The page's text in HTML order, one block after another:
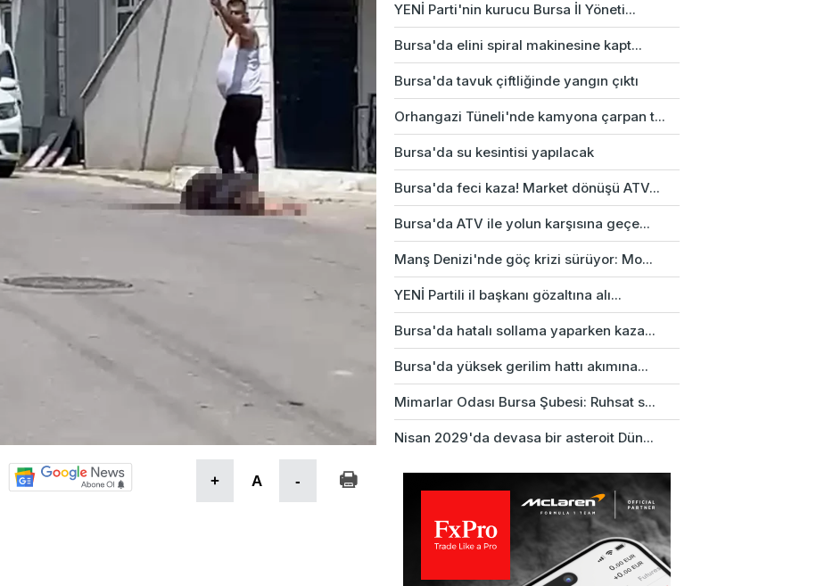
+ A -
YENİ Parti'nin kurucu Bursa İl Yöneti...
Bursa'da elini spiral makinesine kapt...
Bursa'da tavuk çiftliğinde yangın çıktı
Orhangazi Tüneli'nde kamyona çarpan t...
Bursa'da su kesintisi yapılacak
Bursa'da feci kaza! Market dönüşü ATV...
Bursa'da ATV ile yolun karşısına geçe...
Manş Denizi'nde göç krizi sürüyor: Mo...
YENİ Partili il başkanı gözaltına alı...
Bursa'da hatalı sollama yaparken kaza...
Bursa'da yüksek gerilim hattı akımına...
Mimarlar Odası Bursa Şubesi: Ruhsat s...
Nisan 2029'da devasa bir asteroit Dün...